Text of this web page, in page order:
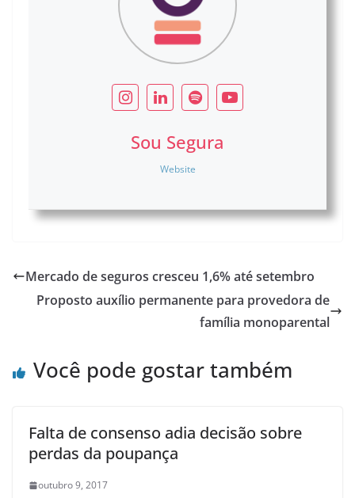
Sou Segura
Website
Mercado de seguros cresceu 1,6% até setembro
Proposto auxílio permanente para provedora de
família monoparental
Você pode gostar também
Falta de consenso adia decisão sobre
perdas da poupança
outubro 9, 2017